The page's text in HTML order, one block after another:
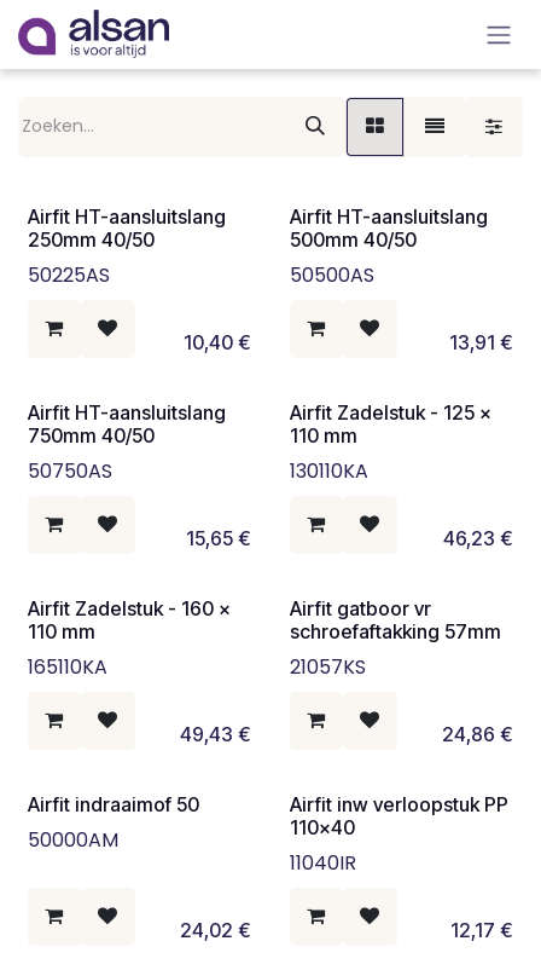
Overslaan naar inhoud
Airfit HT-aansluitslang
250mm 40/50
50225AS
10,40€
Airfit HT-aansluitslang
500mm 40/50
50500AS
13,91 €
Airfit HT-aansluitslang
750mm 40/50
50750AS
15,65€
Airfit Zadelstuk - 125 x
110 mm
130110KA
46,23 €
Airfit Zadelstuk - 160 x
110 mm
165110KA
49,43 €
Airfit gatboor vr
schroefaftakking 57mm
21057KS
24,86 €
Airfit indraaimof 50
50000AM
24,02 €
Airfit inw verloopstuk PP
110x40
11040IR
12,17 €